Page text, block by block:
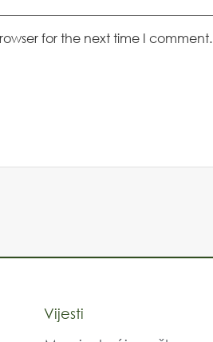
for the next time I comment.
Vijesti